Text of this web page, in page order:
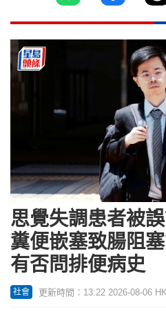
思覺失調患者被
糞便嵌塞致腸阻
有否問排便病史
社會 更新時間：13:22 2026-08-06